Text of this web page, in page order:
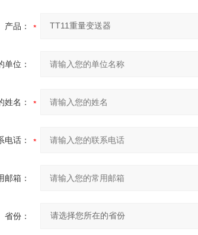
产品：
单位：
姓名：
电话：
邮箱：
省份：